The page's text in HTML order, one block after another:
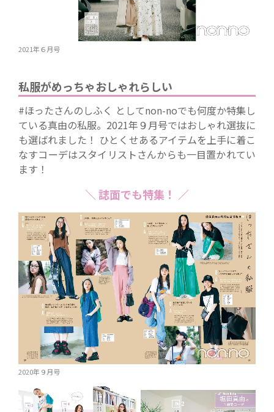
2021年６月号
私服がめっちゃおしゃれらしい
#ほったさんのしふく としてnon-noでも何度か特集し
ている真由の私服。2021年９月号ではおしゃれ選抜に
も選ばれました！ ひとくせあるアイテムを上手に着こ
なすコーデはスタイリストさんからも一目置かれてい
ます！
＼ 誌面でも特集！ ／
2020年９月号